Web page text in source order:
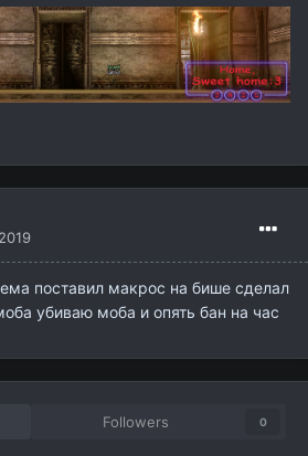
поставил макрос на бише сделал
убиваю моба и опять бан на час
Followers 0